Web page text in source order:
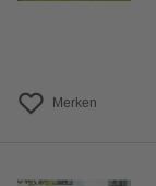
Merken